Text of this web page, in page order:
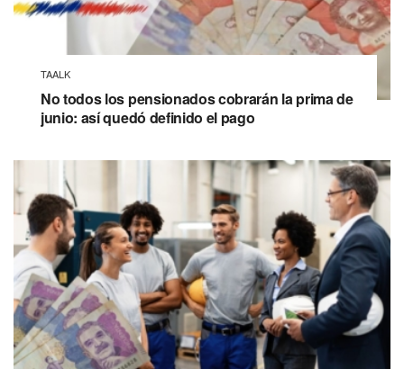
TAALK
No todos los pensionados cobrarán la prima de
junio: así quedó definido el pago